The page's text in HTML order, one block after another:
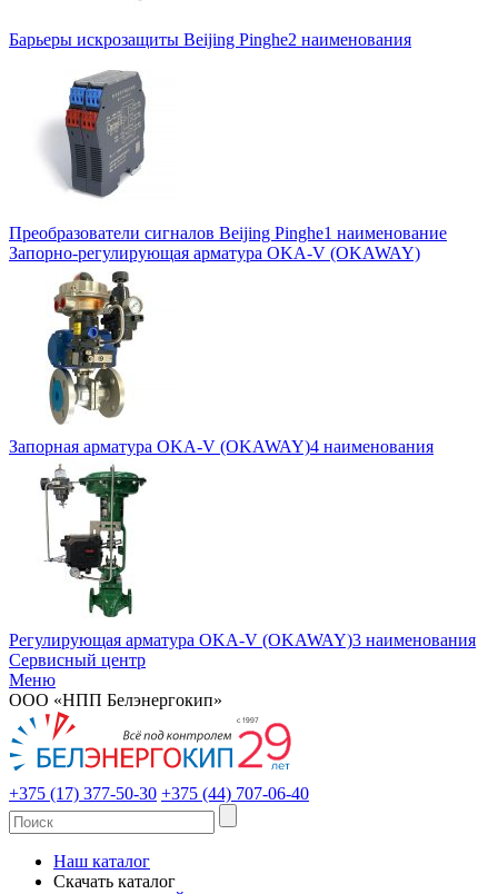
Барьеры искрозащиты Beijing Pinghe2 наименования
Преобразователи сигналов Beijing Pinghe1 наименование
Запорно-регулирующая арматура OKA-V (OKAWAY)
Запорная арматура OKA-V (OKAWAY)4 наименования
Регулирующая арматура OKA-V (OKAWAY)3 наименования
Сервисный центр
Меню
ООО «НПП Белэнергокип»
+375 (17) 377-50-30 +375 (44) 707-06-40
Наш каталог
Скачать каталог